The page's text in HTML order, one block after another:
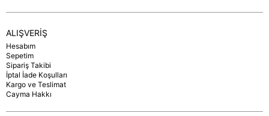
ALIŞVERİŞ
Hesabım
Sepetim
Sipariş Takibi
İptal İade Koşulları
Kargo ve Teslimat
Cayma Hakkı